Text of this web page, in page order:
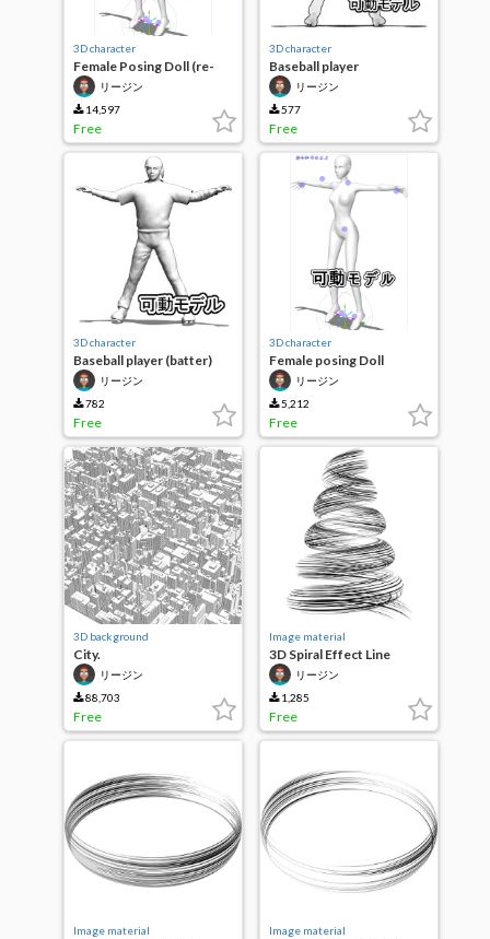
3D character
Female Posing Doll (re-
corrected version)
リージン
14,597
Free
3D character
Baseball player
(defensive)
リージン
577
Free
3D character
Baseball player (batter)
リージン
782
Free
3D character
Female posing Doll
(modified version)
リージン
5,212
Free
3D background
City.
リージン
88,703
Free
Image material
3D Spiral Effect Line
(spherical)
リージン
1,285
Free
Image material Image material